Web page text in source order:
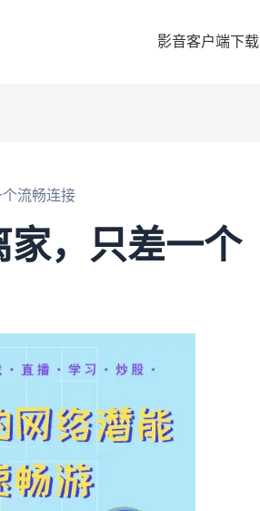
影音客户端下载
流畅连接
家，只差一个